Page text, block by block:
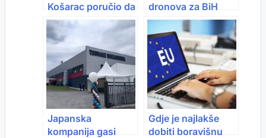
Košarac poručio da
treba štititi domaću
proizvodnju
dronova za BiH
Japanska
kompanija gasi
Gdje je najlakše
dobiti boravišnu